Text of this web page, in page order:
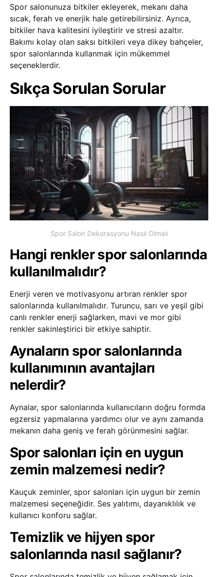
Spor salonunuza bitkiler ekleyerek, mekanı daha
sıcak, ferah ve enerjik hale getirebilirsiniz. Ayrıca,
bitkiler hava kalitesini iyileştirir ve stresi azaltır.
Bakımı kolay olan saksı bitkileri veya dikey bahçeler,
spor salonlarında kullanmak için mükemmel
seçeneklerdir.
Sıkça Sorulan Sorular
Spor Salon Dekorasyonu Nasıl Olmalı
Hangi renkler spor salonlarında
kullanılmalıdır?
Enerji veren ve motivasyonu artıran renkler spor
salonlarında kullanılmalıdır. Turuncu, sarı ve yeşil gibi
canlı renkler enerji sağlarken, mavi ve mor gibi
renkler sakinleştirici bir etkiye sahiptir.
Aynaların spor salonlarında
kullanımının avantajları
nelerdir?
Aynalar, spor salonlarında kullanıcıların doğru formda
egzersiz yapmalarına yardımcı olur ve aynı zamanda
mekanın daha geniş ve ferah görünmesini sağlar.
Spor salonları için en uygun
zemin malzemesi nedir?
Kauçuk zeminler, spor salonları için uygun bir zemin
malzemesi seçeneğidir. Ses yalıtımı, dayanıklılık ve
kullanıcı konforu sağlar.
Temizlik ve hijyen spor
salonlarında nasıl sağlanır?